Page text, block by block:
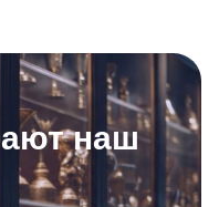
наш